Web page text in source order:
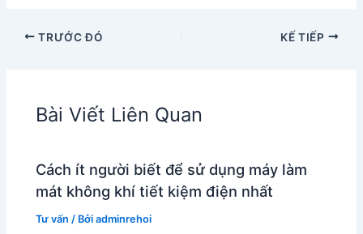
TRƯỚC ĐÓ KẾ TIẾP
Bài Viết Liên Quan
Cách ít người biết để sử dụng máy làm
mát không khí tiết kiệm điện nhất
Tư vấn / Bởiadminrehoi